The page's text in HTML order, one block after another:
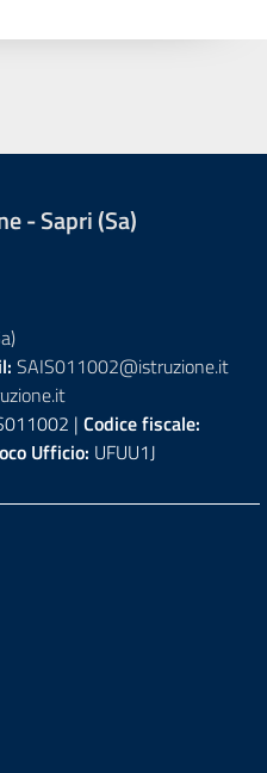
- Sapri (Sa)
SAIS011002@istruzione.it
| Codice fiscale:
Ufficio: UFUU1J